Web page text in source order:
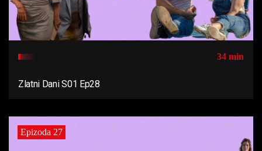
34 min
Zlatni Dani S01 Ep28
Epizoda 27